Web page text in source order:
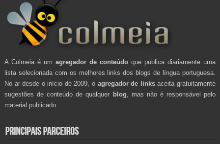
A Colmeia é um agregador de conteúdo que publica diariamente uma
lista selecionada com os melhores links dos blogs de língua portuguesa.
No ar desde o início de 2009, o agregador de linksaceita gratuitamente
sugestões de conteúdo de qualquer blog , mas não é responsável pelo
material publicado.